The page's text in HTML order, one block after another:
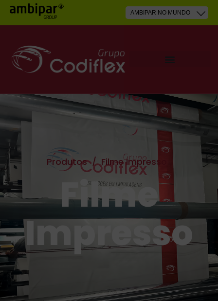
Produtos / Filme Impresso
Filme
Impresso